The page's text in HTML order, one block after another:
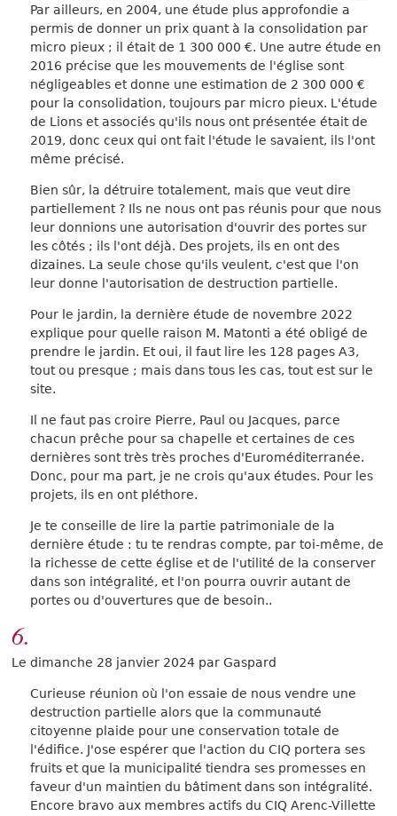
Par ailleurs, en 2004, une étude plus approfondie a
permis de donner un prix quant à la consolidation par
micro pieux ; il était de 1 300 000 €. Une autre étude en
2016 précise que les mouvements de l'église sont
négligeables et donne une estimation de 2 300 000 €
pour la consolidation, toujours par micro pieux. L'étude
de Lions et associés qu'ils nous ont présentée était de
2019, donc ceux qui ont fait l'étude le savaient, ils l'ont
même précisé.
Bien sûr, la détruire totalement, mais que veut dire
partiellement ? Ils ne nous ont pas réunis pour que nous
leur donnions une autorisation d'ouvrir des portes sur
les côtés ; ils l'ont déjà. Des projets, ils en ont des
dizaines. La seule chose qu'ils veulent, c'est que l'on
leur donne l'autorisation de destruction partielle.
Pour le jardin, la dernière étude de novembre 2022
explique pour quelle raison M. Matonti a été obligé de
prendre le jardin. Et oui, il faut lire les 128 pages A3,
tout ou presque ; mais dans tous les cas, tout est sur le
site.
Il ne faut pas croire Pierre, Paul ou Jacques, parce
chacun prêche pour sa chapelle et certaines de ces
dernières sont très très proches d'Euroméditerranée.
Donc, pour ma part, je ne crois qu'aux études. Pour les
projets, ils en ont pléthore.
Je te conseille de lire la partie patrimoniale de la
dernière étude : tu te rendras compte, par toi-même, de
la richesse de cette église et de l'utilité de la conserver
dans son intégralité, et l'on pourra ouvrir autant de
portes ou d'ouvertures que de besoin..
6.
Le dimanche 28 janvier 2024 par Gaspard
Curieuse réunion où l'on essaie de nous vendre une
destruction partielle alors que la communauté
citoyenne plaide pour une conservation totale de
l'édifice. J'ose espérer que l'action du CIQ portera ses
fruits et que la municipalité tiendra ses promesses en
faveur d'un maintien du bâtiment dans son intégralité.
Encore bravo aux membres actifs du CIQ Arenc-Villette